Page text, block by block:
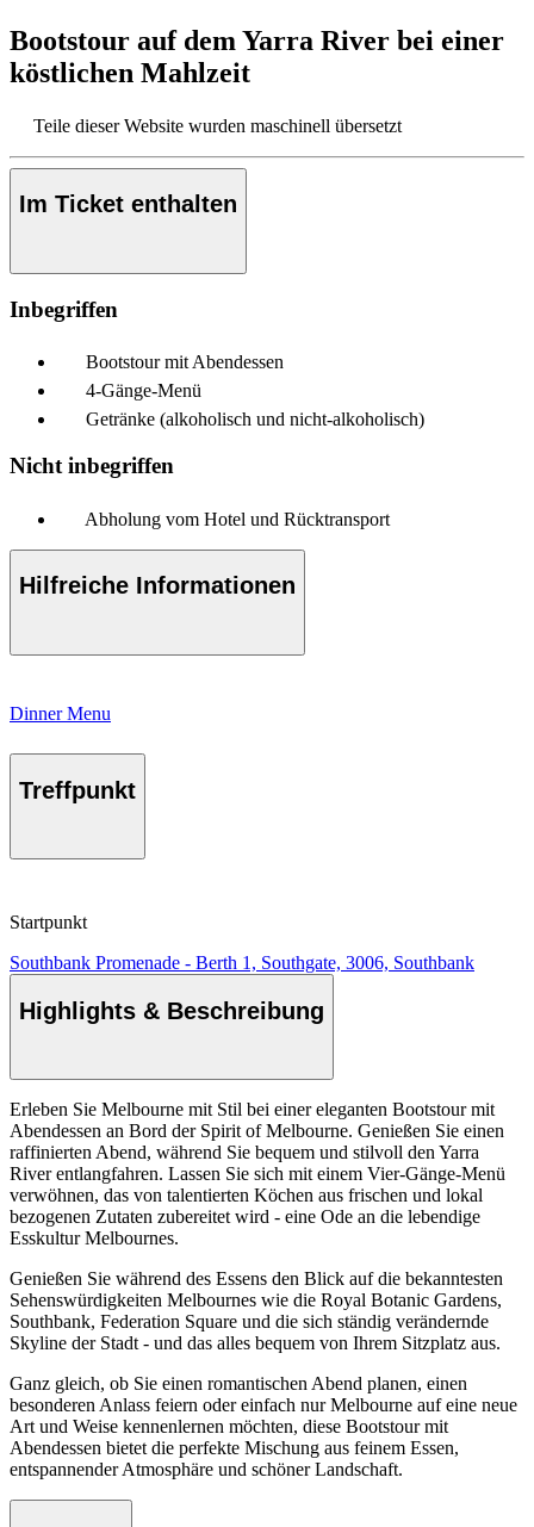
Bootstour auf dem Yarra River bei einer
köstlichen Mahlzeit
Teile dieser Website wurden maschinell übersetzt
Im Ticket enthalten
Inbegriffen
Bootstour mit Abendessen
4-Gänge-Menü
Getränke (alkoholisch und nicht-alkoholisch)
Nicht inbegriffen
Abholung vom Hotel und Rücktransport
Hilfreiche Informationen
Dinner Menu
Treffpunkt
Startpunkt
Southbank Promenade - Berth 1, Southgate, 3006, Southbank
Highlights & Beschreibung
Erleben Sie Melbourne mit Stil bei einer eleganten Bootstour mit
Abendessen an Bord der Spirit of Melbourne. Genießen Sie einen
raffinierten Abend, während Sie bequem und stilvoll den Yarra
River entlangfahren. Lassen Sie sich mit einem Vier-Gänge-Menü
verwöhnen, das von talentierten Köchen aus frischen und lokal
bezogenen Zutaten zubereitet wird - eine Ode an die lebendige
Esskultur Melbournes.
Genießen Sie während des Essens den Blick auf die bekanntesten
Sehenswürdigkeiten Melbournes wie die Royal Botanic Gardens,
Southbank, Federation Square und die sich ständig verändernde
Skyline der Stadt - und das alles bequem von Ihrem Sitzplatz aus.
Ganz gleich, ob Sie einen romantischen Abend planen, einen
besonderen Anlass feiern oder einfach nur Melbourne auf eine neue
Art und Weise kennenlernen möchten, diese Bootstour mit
Abendessen bietet die perfekte Mischung aus feinem Essen,
entspannender Atmosphäre und schöner Landschaft.